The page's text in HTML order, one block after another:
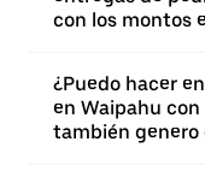
con los montos
¿Puedo hacer
en Waipahu con
también genero